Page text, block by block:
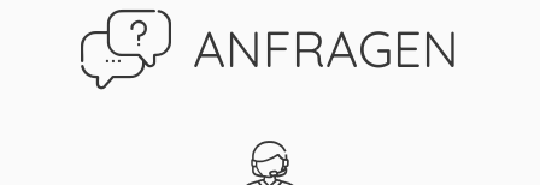
ANFRAGEN